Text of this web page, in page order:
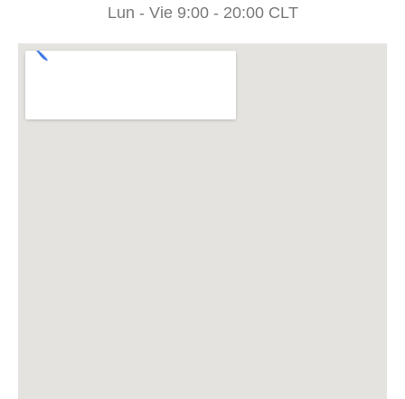
Lun - Vie 9:00 - 20:00 CLT